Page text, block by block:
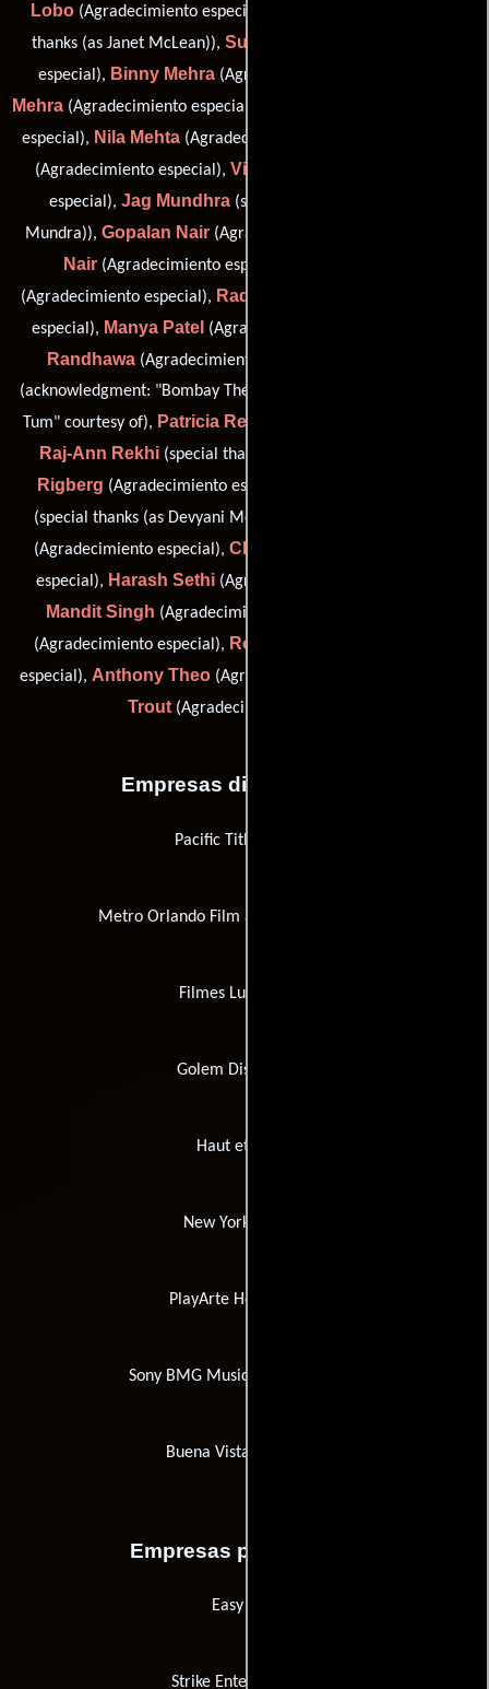
Lobo (Agradecimiento especial),
thanks (as Janet McLean)), Susan Martin
especial), Binny Mehra(Agradecimiento especial),
Mehra(Agradecimiento especial),
especial), Nila Mehta(Agradecimiento especial),
(Agradecimiento especial), Vilma Mehta
especial), Jag Mundhra(special thanks (as Jagmohan
Mundra)), Gopalan Nair (Agradecimiento especial),
Nair(Agradecimiento especial),
(Agradecimiento especial), Radna Omidvar
especial), Manya Patel (Agradecimiento especial),
Randhawa(Agradecimiento especial),
(acknowledgment: "Bombay Theme" and "Ek Ho Gaye Hum Aur
Tum" courtesy of), Patricia Rekhi
Raj-Ann Rekhi(special thanks (as Rajan Rekhi)),
Rigberg (Agradecimiento especial),
(special thanks (as Devyani Mehta Saltzman)),
(Agradecimiento especial), Chetan Seth
especial), Harash Sethi (Agradecimiento especial),
Mandit Singh (Agradecimiento especial),
(Agradecimiento especial), Roop Talwar
especial), Anthony Theo (Agradecimiento especial) y
Trout(Agradecimiento especial)
Empresas distribuidoras
Pacific Title/Mirage
Metro Orlando Film and Television Office
Filmes Lusomundo
Golem Distribución
Haut et Court
New Yorker Films
PlayArte Home Vídeo
Sony BMG Music Entertaintment
Buena Vista Television
Empresas productoras
Easy Film
Strike Entertainment